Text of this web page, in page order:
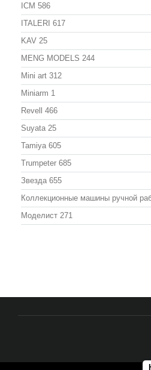
ICM 586
ITALERI 617
KAV 25
MENG MODELS 244
Mini art 312
Miniarm 1
Revell 466
Suyata 25
Tamiya 605
Trumpeter 685
Звезда 655
Коллекционные машины ручной
Моделист 271